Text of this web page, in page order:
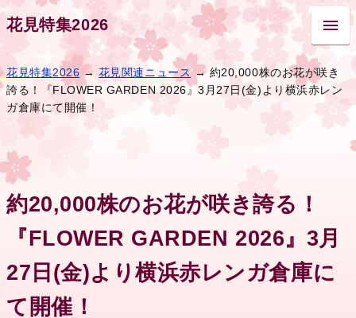
花見特集2026
花見特集2026 → 花見関連ニュース→ 約20,000株のお花が咲き
誇る！『FLOWER GARDEN 2026』3月27日(金)より横浜赤レン
ガ倉庫にて開催！
約20,000株のお花が咲き誇る！
『FLOWER GARDEN 2026』3月
27日(金)より横浜赤レンガ倉庫に
て開催！